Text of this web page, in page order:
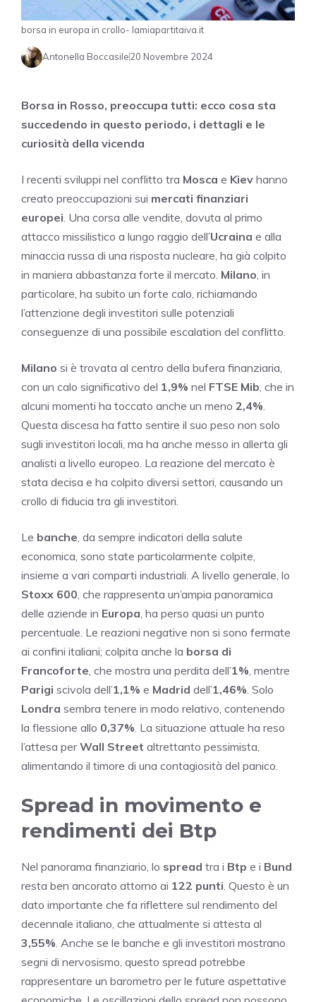
borsa in europa in crollo- lamiapartitaiva.it
Antonella Boccasile20 Novembre 2024
Borsa in Rosso, preoccupa tutti: ecco cosa sta
succedendo in questo periodo, i dettagli e le
curiosità della vicenda
I recenti sviluppi nel conflitto tra Mosca e Kiev hanno
creato preoccupazioni sui mercati finanziari
europei . Una corsa alle vendite, dovuta al primo
attacco missilistico a lungo raggio dell’Ucraina e alla
minaccia russa di una risposta nucleare, ha già colpito
in maniera abbastanza forte il mercato. Milano , in
particolare, ha subito un forte calo, richiamando
l’attenzione degli investitori sulle potenziali
conseguenze di una possibile escalation del conflitto.
Milano si è trovata al centro della bufera finanziaria,
con un calo significativo del 1,9% nel FTSE Mib , che in
alcuni momenti ha toccato anche un meno 2,4%
Questa discesa ha fatto sentire il suo peso non solo
sugli investitori locali, ma ha anche messo in allerta gli
analisti a livello europeo. La reazione del mercato è
stata decisa e ha colpito diversi settori, causando un
crollo di fiducia tra gli investitori.
Le banche , da sempre indicatori della salute
economica, sono state particolarmente colpite,
insieme a vari comparti industriali. A livello generale, lo
Stoxx 600 , che rappresenta un’ampia panoramica
delle aziende in Europa , ha perso quasi un punto
percentuale. Le reazioni negative non si sono fermate
ai confini italiani; colpita anche la borsa di
Francoforte , che mostra una perdita dell’1% , mentre
Parigi scivola dell’1,1% e Madrid dell’1,46% . Solo
Londra sembra tenere in modo relativo, contenendo
la flessione allo 0,37% . La situazione attuale ha reso
l’attesa perWall Street altrettanto pessimista,
alimentando il timore di una contagiosità del panico.
Spread in movimento e
rendimenti dei Btp
Nel panorama finanziario, lo spread tra i Btp e i Bund
resta ben ancorato attorno ai 122 punti . Questo è un
dato importante che fa riflettere sul rendimento del
decennale italiano, che attualmente si attesta al
3,55% . Anche se le banche e gli investitori mostrano
segni di nervosismo, questo spread potrebbe
rappresentare un barometro per le future aspettative